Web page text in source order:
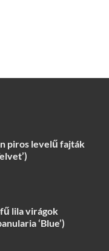
piros levelű fajták
lila virágok
‘Blue’)